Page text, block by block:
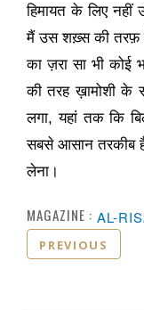
हिमायत के लिए नहीं
मैं उस शख़्स की तरफ़
का ज़रा सा भी कोई
की तरह ख़ामोशी के
लगा,यहां तक कि
सबसे आसान तरकीब
लेना।
MAGAZINE : AL-
PREVIOUS